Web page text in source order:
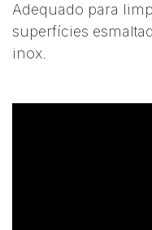
Adequado para
superfícies
inox.